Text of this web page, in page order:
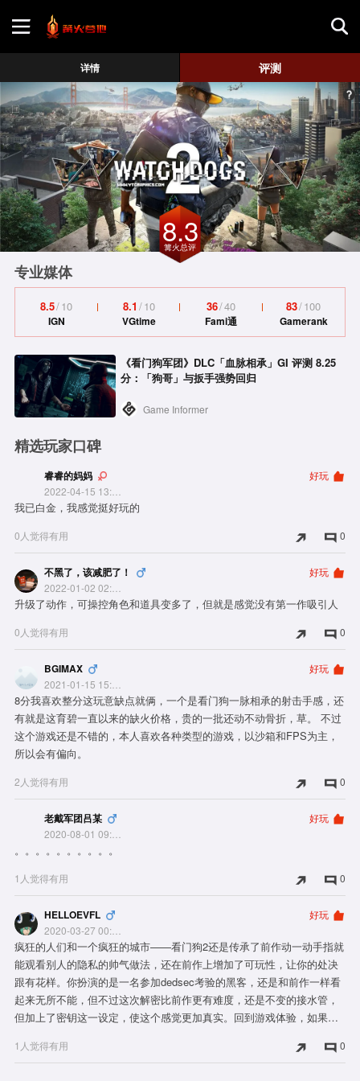
游戏评测
地图攻略
详情 评测
8.3
篝火总评
专业媒体
8.5/10
IGN
8.1 /10
VGtime
36/40
Fami通
83/100
Gamerank
《看门狗军团》DLC「血脉相承」GI 评测 8.25
分：「狗哥」与扳手强势回归
Game Informer
精选玩家口碑
睿睿的妈妈
2022-04-15 13:20:39
好玩
我已白金，我感觉挺好玩的
0人觉得有用 0
不黑了，该减肥了！
2022-01-02 02:25:52
好玩
升级了动作，可操控角色和道具变多了，但就是感觉没有第一作吸引人
0人觉得有用 0
BGIMAX
2021-01-15 15:26:30
好玩
8分我喜欢整分这玩意缺点就俩，一个是看门狗一脉相承的射击手感，还
有就是这育碧一直以来的缺火价格，贵的一批还动不动骨折，草。 不过
这个游戏还是不错的，本人喜欢各种类型的游戏，以沙箱和FPS为主，
所以会有偏向。
2人觉得有用 0
老戴军团吕某
2020-08-01 09:00:05
好玩
。。。。。。。。。。
1人觉得有用 0
HELLOEVFL
2020-03-27 00:31:22
好玩
疯狂的人们和一个疯狂的城市——看门狗2还是传承了前作动一动手指就
能观看别人的隐私的帅气做法，还在前作上增加了可玩性，让你的处决
跟有花样。你扮演的是一名参加dedsec考验的黑客，还是和前作一样看
起来无所不能，但不过这次解密比前作更有难度，还是不变的接水管，
但加上了密钥这一设定，使这个感觉更加真实。回到游戏体验，如果把
狂为乱到。美丽的
1人觉得有用 0